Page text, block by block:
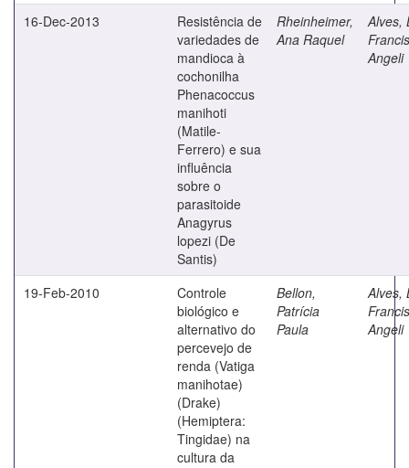
16-Dec-2013
Resistência de
variedades de
mandioca à
cochonilha
Phenacoccus
manihoti
(Matile-
Ferrero) e sua
influência
sobre o
parasitoide
Anagyrus
lopezi (De
Santis)
Rheinheimer,
Ana Raquel
Alves,
Angeli
19-Feb-2010
Controle
biológico e
alternativo do
percevejo de
renda (Vatiga
manihotae)
(Drake)
(Hemiptera:
Tingidae) na
cultura da
Bellon,
Patrícia
Paula
Alves,
Angeli